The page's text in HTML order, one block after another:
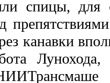
спицы, для
канавки